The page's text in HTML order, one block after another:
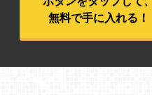
無料で手に入れる！